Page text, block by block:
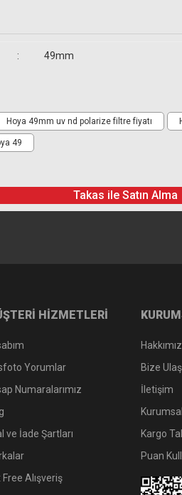
: 49mm
Hoya 49mm uv nd polarize filtre fiyatı
49
Takas ile Satın Alma
HİZMETLERİ
Yorumlar
Numaralarımız
ve İade Şartları
Free Alışveriş
Bize
İletişim
Kargo
Puan